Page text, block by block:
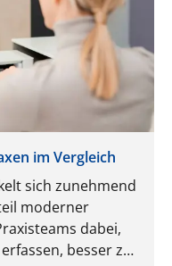
im Vergleich
sich zunehmend
moderner
dabei,
besser zu